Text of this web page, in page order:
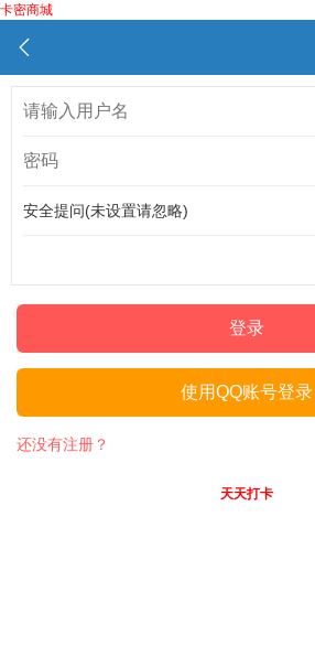
卡密商城
安全提问(未设置请忽略)
登录
使用QQ账号登录
还没有注册？
天天打卡